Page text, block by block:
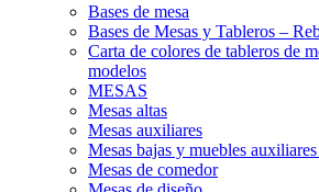
Bases de mesa
Bases de Mesas y Tableros –
Carta de colores de tableros de
modelos
MESAS
Mesas altas
Mesas auxiliares
Mesas bajas y muebles
Mesas de comedor